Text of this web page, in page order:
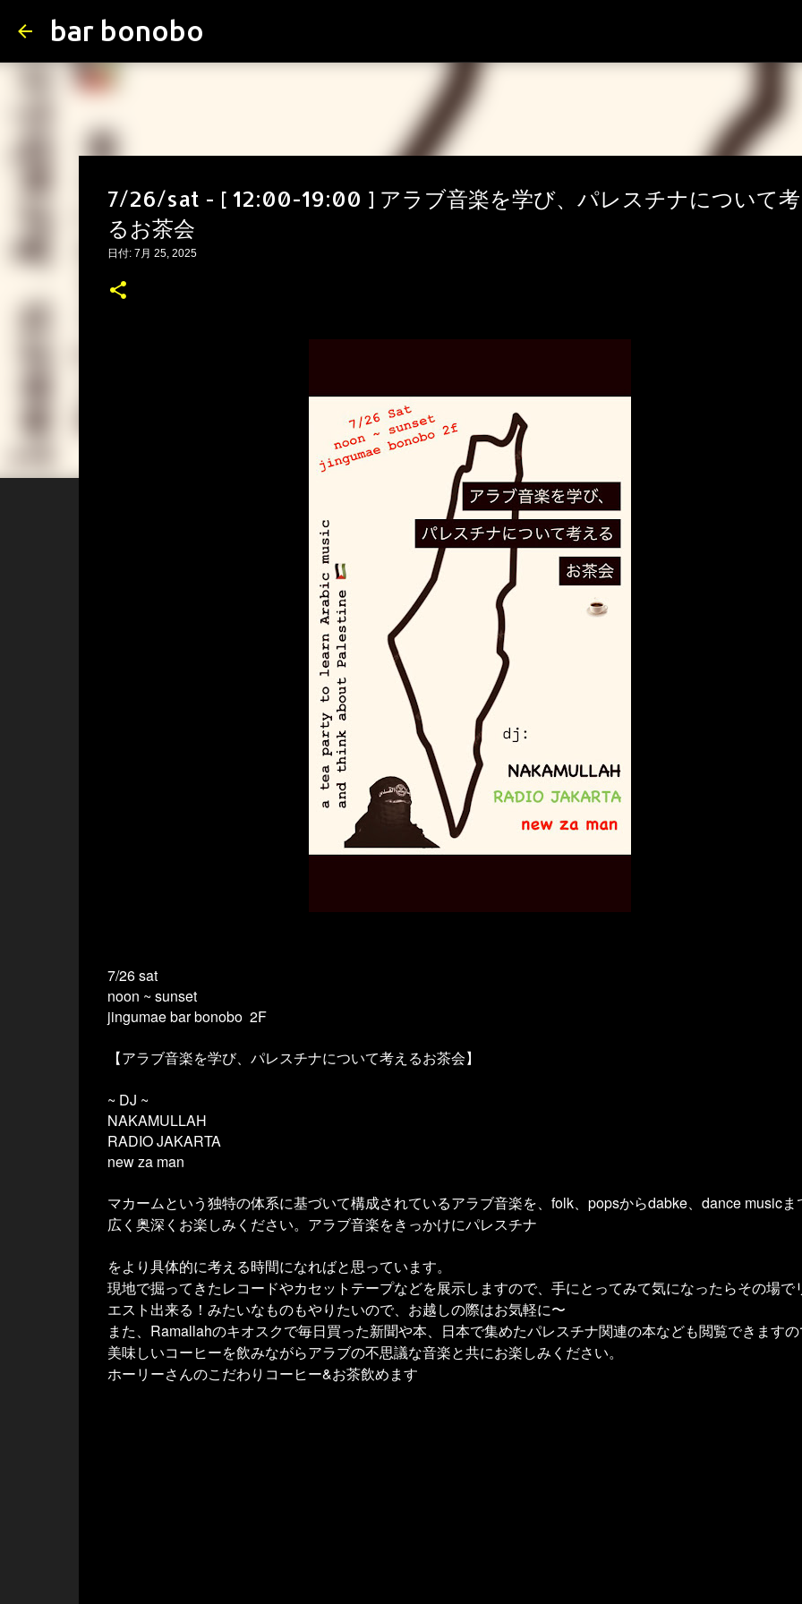
bar bonobo
7/26/sat - [ 12:00-19:00 ] アラブ音楽を学び、パレスチナについて
るお茶会
日付: 7月 25, 2025
7/26 sat
noon ~ sunset
jingumae bar bonobo 2F
【アラブ音楽を学び、パレスチナについて考えるお茶会】
~ DJ ~
NAKAMULLAH
RADIO JAKARTA
new za man
マカームという独特の体系に基づいて構成されているアラブ音楽を、folk、popsからdabke、dance musicま
広く奥深くお楽しみください。アラブ音楽をきっかけにパレスチナ
をより具体的に考える時間になればと思っています。
現地で掘ってきたレコードやカセットテープなどを展示しますので、手にとってみて気になったらその場で
エスト出来る！みたいなものもやりたいので、お越しの際はお気軽に〜
また、Ramallahのキオスクで毎日買った新聞や本、日本で集めたパレスチナ関連の本なども閲覧できます
美味しいコーヒーを飲みながらアラブの不思議な音楽と共にお楽しみください。
ホーリーさんのこだわりコーヒー&お茶飲めます